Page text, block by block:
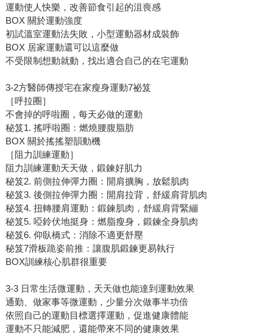
運動使人快樂，改善節食引起的沮喪感
BOX 關於運動強度
初試溫室運動法失敗，小型運動器材成裝飾
BOX 居家運動還可以這麼做
不受限制想動就動，找出適合自己的在宅運動
3-2方醫師傳授宅在家瘦身運動7祕笈
［呼拉圈］
不會掉的呼啦圈，每天必做的運動
秘笈1. 搖呼啦圈：燃燒腰腹脂肪
BOX 關於搖搖塑韻動機
［阻力訓練運動］
阻力訓練運動天天做，鍛鍊好肌力
秘笈2. 前側拉伸彈力圈：開肩擴胸，放鬆肌肉
秘笈3. 後側拉伸彈力圈：開肩拉背，舒緩肩背肌肉
秘笈4. 扭轉腰肩運動：鍛鍊肌肉，舒緩肩背緊繃
秘笈5. 啞鈴伏地挺身：燃脂瘦身，鍛鍊全身肌肉
秘笈6. 仰臥橋式：消除不適更舒壓
秘笈7滑板跪姿前推：讓腹肌鍛鍊更易執行
BOX訓練核心肌群很重要
3-3 日常生活微運動，天天做也能達到運動效果
通勤、做家事等微運動，少量分次做事半功倍
依照自己的運動目標選擇運動，促進健康體能
運動不只能減肥，還能帶來不同的健康效果